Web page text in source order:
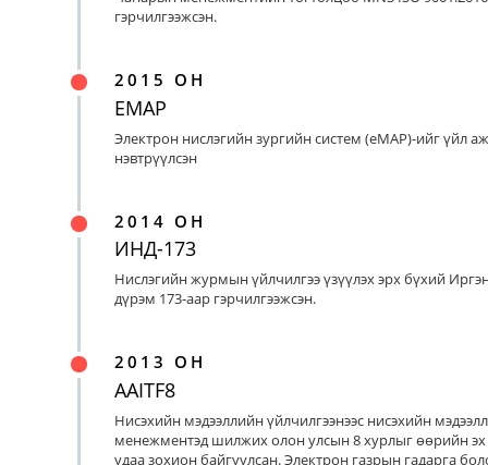
гэрчилгээжсэн.
2015 ОН
EMAP
Электрон нислэгийн зургийн систем (eMAP)-ийг үйл
нэвтрүүлсэн
2014 ОН
ИНД-173
Нислэгийн журмын үйлчилгээ үзүүлэх эрх бүхий
дүрэм 173-аар гэрчилгээжсэн.
2013 ОН
AAITF8
Нисэхийн мэдээллийн үйлчилгээнээс нисэхийн
менежментэд шилжих олон улсын 8 хурлыг өөрийн
удаа зохион байгуулсан. Электрон газрын гадарга